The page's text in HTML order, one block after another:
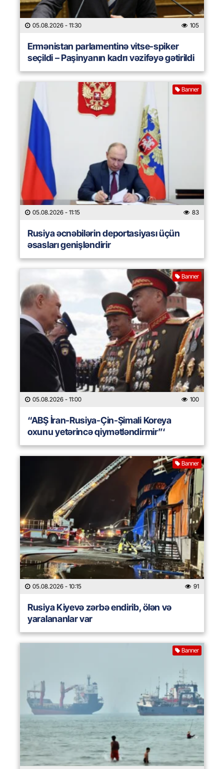
05.08.2026 - 11:30 105
Ermənistan parlamentinə vitse-spiker
seçildi – Paşinyanın kadrı vəzifəyə gətirildi
Banner
05.08.2026 - 11:15 83
Rusiya əcnəbilərin deportasiyası üçün
əsasları genişləndirir
Banner
05.08.2026 - 11:00 100
“ABŞ İran-Rusiya-Çin-Şimali Koreya
oxunu yetərincə qiymətləndirmir”‘
Banner
05.08.2026 - 10:15 91
Rusiya Kiyevə zərbə endirib, ölən və
yaralananlar var
Banner